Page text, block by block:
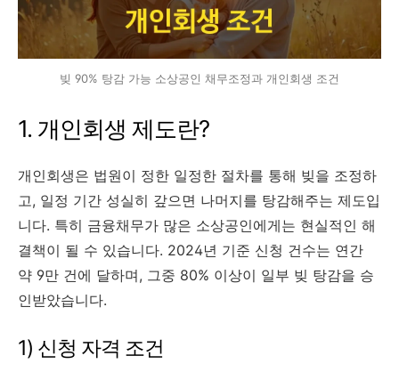
빚 90% 탕감 가능 소상공인 채무조정과 개인회생 조건
1. 개인회생 제도란?
개인회생은 법원이 정한 일정한 절차를 통해 빚을 조정하
고, 일정 기간 성실히 갚으면 나머지를 탕감해주는 제도입
니다. 특히 금융채무가 많은 소상공인에게는 현실적인 해
결책이 될 수 있습니다. 2024년 기준 신청 건수는 연간
약 9만 건에 달하며, 그중 80% 이상이 일부 빚 탕감을 승
인받았습니다.
1) 신청 자격 조건